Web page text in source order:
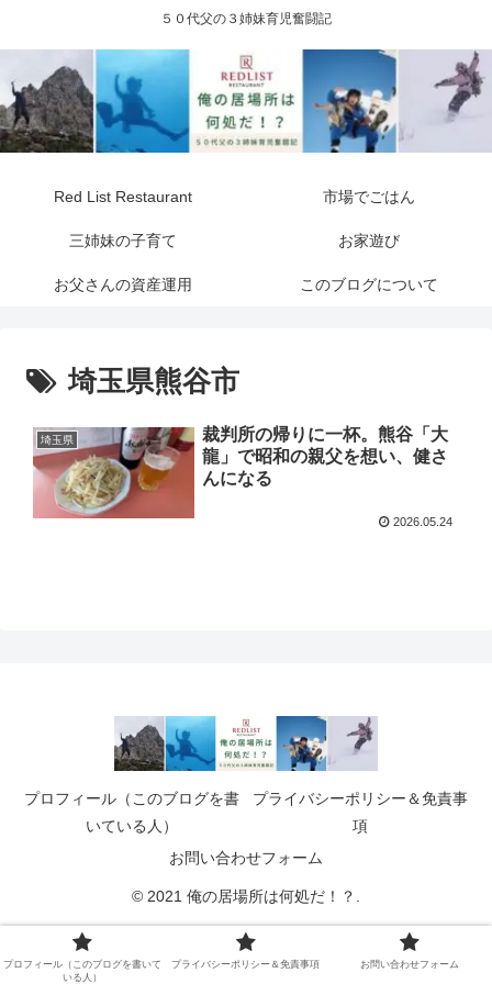
５０代父の３姉妹育児奮闘記
Red List Restaurant 市場でごはん
三姉妹の子育て お家遊び
お父さんの資産運用 このブログについて
埼玉県熊谷市
埼玉県
裁判所の帰りに一杯。熊谷「大
龍」で昭和の親父を想い、健さ
んになる
2026.05.24
プロフィール（このブログを書
いている人）
プライバシーポリシー＆免責事
項
お問い合わせフォーム
© 2021 俺の居場所は何処だ！？.
プロフィール（このブログを書いて
いる人）
プライバシーポリシー＆免責事項 お問い合わせフォーム